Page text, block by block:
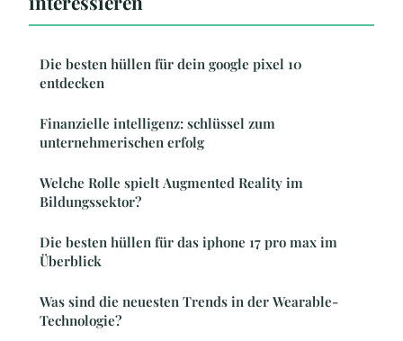
Die besten hüllen für dein google pixel 10
entdecken
Finanzielle intelligenz: schlüssel zum
unternehmerischen erfolg
Welche Rolle spielt Augmented Reality im
Bildungssektor?
Die besten hüllen für das iphone 17 pro max im
Überblick
Was sind die neuesten Trends in der Wearable-
Technologie?